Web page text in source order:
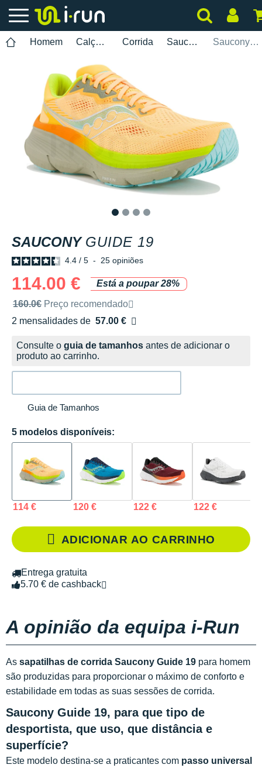
Homem Calçados Corrida Saucony Saucony Guide 19
SAUCONY GUIDE 19
4.4 / 5 - 25 opiniões
114.00 €
Está a poupar 28%
Preço de venda recomendado pela marca
160.0€ Preço recomendado
2 mensalidades de 57.00 €
sem custos
Consulte o guia de tamanhos antes de adicionar o
produto ao carrinho.
Guia de Tamanhos
5 modelos disponíveis:
114 € 120 € 122 € 122 €
ADICIONAR AO CARRINHO
Entrega gratuita
5.70 € de cashback
A opinião da equipa i-Run
As sapatilhas de corrida Saucony Guide 19 para homem
são produzidas para proporcionar o máximo de conforto e
estabilidade em todas as suas sessões de corrida.
Saucony Guide 19, para que tipo de
desportista, que uso, que distância e
superfície?
Este modelo destina-se a praticantes com passo universal